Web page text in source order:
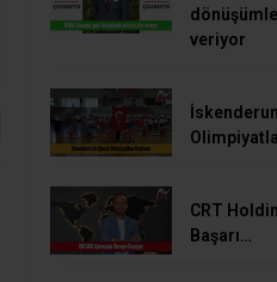
veriyor
CRT
Başarı…